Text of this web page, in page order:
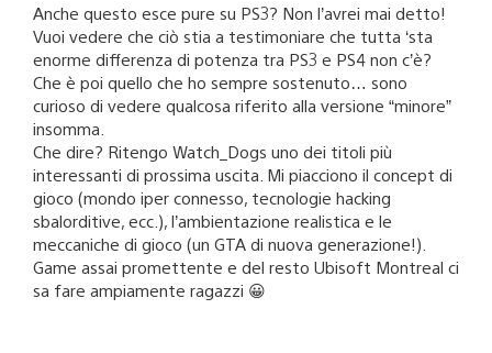
Anche questo esce pure su PS3? Non l’avrei mai detto!
Vuoi vedere che ciò stia a testimoniare che tutta ‘sta
enorme differenza di potenza tra PS3 e PS4 non c’è?
Che è poi quello che ho sempre sostenuto… sono
curioso di vedere qualcosa riferito alla versione “minore”
insomma.
Che dire? Ritengo Watch_Dogs uno dei titoli più
interessanti di prossima uscita. Mi piacciono il concept di
gioco (mondo iper connesso, tecnologie hacking
sbalorditive, ecc.), l’ambientazione realistica e le
meccaniche di gioco (un GTA di nuova generazione!).
Game assai promettente e del resto Ubisoft Montreal ci
sa fare ampiamente ragazzi 😀